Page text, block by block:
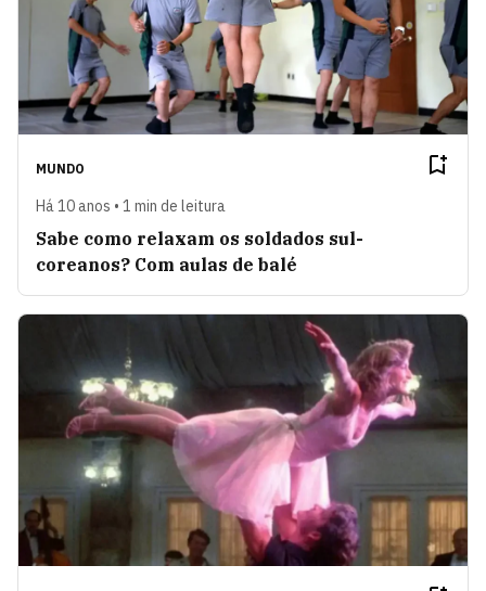
MUNDO
Há 10 anos • 1 min de leitura
Sabe como relaxam os soldados sul-
coreanos? Com aulas de balé